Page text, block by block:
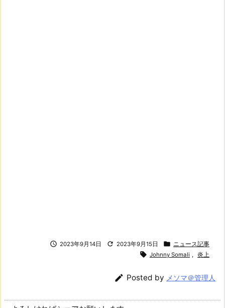
 2023年9月14日  2023年9月15日  ニュース記事
 Johnny Somali , 炎上
 Posted by メソマ＠管理人